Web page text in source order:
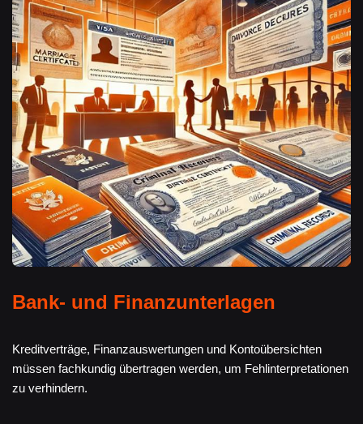
Bank- und Finanzunterlagen
Kreditverträge, Finanzauswertungen und Kontoübersichten
müssen fachkundig übertragen werden, um Fehlinterpretationen
zu verhindern.